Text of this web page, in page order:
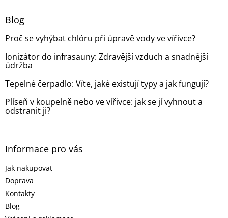
Blog
Proč se vyhýbat chlóru při úpravě vody ve vířivce?
Ionizátor do infrasauny: Zdravější vzduch a snadnější
údržba
Tepelné čerpadlo: Víte, jaké existují typy a jak fungují?
Plíseň v koupelně nebo ve vířivce: jak se jí vyhnout a
odstranit ji?
Informace pro vás
Jak nakupovat
Doprava
Kontakty
Blog